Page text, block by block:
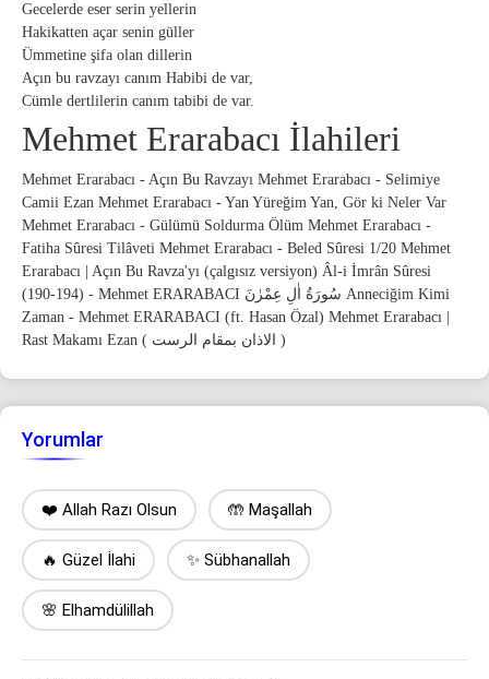
Gecelerde eser serin yellerin
Hakikatten açar senin güller
Ümmetine şifa olan dillerin
Açın bu ravzayı canım Habibi de var,
Cümle dertlilerin canım tabibi de var.
Mehmet Erarabacı İlahileri
Mehmet Erarabacı - Açın Bu Ravzayı Mehmet Erarabacı - Selimiye
Camii Ezan Mehmet Erarabacı - Yan Yüreğim Yan, Gör ki Neler Var
Mehmet Erarabacı - Gülümü Soldurma Ölüm Mehmet Erarabacı -
Fatiha Sûresi Tilâveti Mehmet Erarabacı - Beled Sûresi 1/20 Mehmet
Erarabacı | Açın Bu Ravza'yı (çalgısız versiyon) Âl-i İmrân Sûresi
(190-194) - Mehmet ERARABACI سُورَةُ اٰلِ عِمْرٰنَ Anneciğim Kimi
Zaman - Mehmet ERARABACI (ft. Hasan Özal) Mehmet Erarabacı |
Rast Makamı Ezan ( الاذان بمقام الرست )
Yorumlar
❤️ Allah Razı Olsun 🤲 Maşallah
🔥 Güzel İlahi ✨ Sübhanallah
🌸 Elhamdülillah